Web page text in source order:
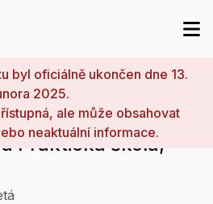
byl oficiálně ukončen dne 13.
2025.
ale může obsahovat
neaktuální informace.
Praktická škola,